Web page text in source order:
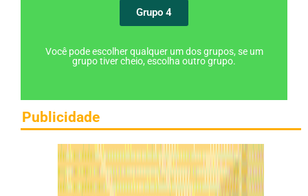
Grupo 4
Você pode escolher qualquer um dos grupos, se um
grupo tiver cheio, escolha outro grupo.
Publicidade